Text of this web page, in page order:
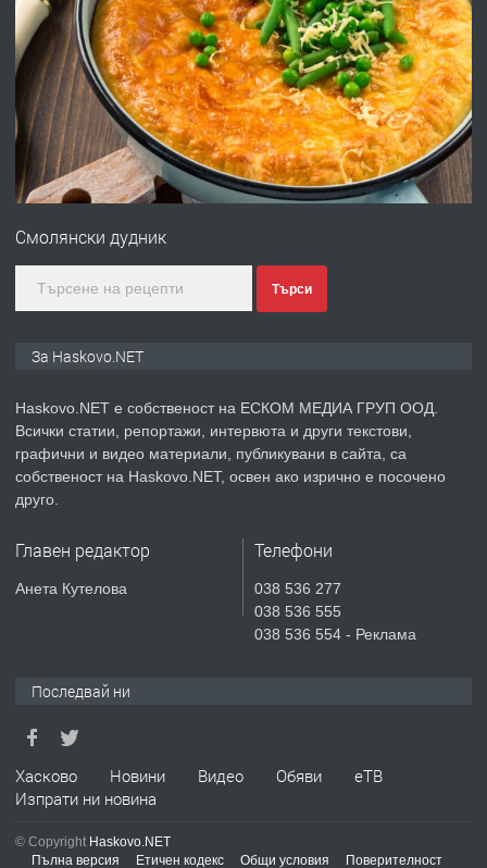
ПРЕДЛАГА Давам гараж под наем
преди 3 дни
ПРЕДЛАГА
№4120 Магазин/Офис под наем в кв.
преди 4 дни
ПРЕДЛАГА
Продавам парцел в гр. Хасково кв.
СГЛОБЯВАНЕ НА МЕБЕЛИ.
ПРЕДЛАГА
№4119 Едностаен обзаведен
Смолянски дудник
Търси
За Haskovo.NET
Haskovo.NET е собственост на ЕСКОМ МЕДИА ГРУП ООД.
Всички статии, репортажи, интервюта и други текстови,
графични и видео материали, публикувани в сайта, са
собственост на Haskovo.NET, освен ако изрично е посочено
друго.
Главен редактор
Анета Кутелова
Телефони
038 536 277
038 536 555
038 536 554 - Реклама
Последвай ни
Хасково Новини Видео Обяви
еТВ
Изпрати ни новина
© Copyright Haskovo.NET
Пълна версия
Етичен кодекс Общи условия Поверителност